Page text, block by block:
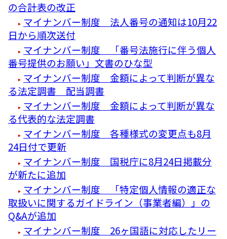
の合計表の改正
マイナンバー制度 法人番号の通知は10月22
日から順次送付
マイナンバー制度 「番号法施行に伴う個人
番号提供のお願い」文書のひな型
マイナンバー制度 金額によって判断が異な
る法定調書 配当調書
マイナンバー制度 金額によって判断が異な
る代表的な法定調書
マイナンバー制度 各種様式の変更点も8月
24日付で更新
マイナンバー制度 国税庁に8月24日掲載分
が新たに追加
マイナンバー制度 「特定個人情報の適正な
取扱いに関するガイドライン（事業者編）」の
Q&Aが追加
マイナンバー制度 26ヶ国語に対応したリー